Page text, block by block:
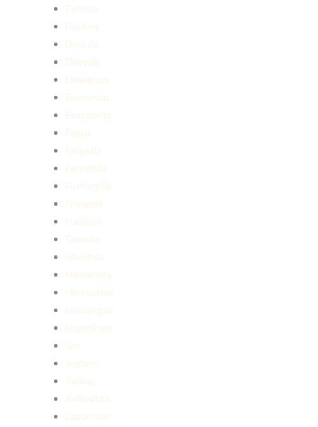
Cytisus
Daphne
Deutzia
Diervilla
Elaeagnus
Euonymus
Exochorda
Fagus
Fargesia
Forsythia
Fothergilla
Frangula
Fraxinus
Genista
Gleditsia
Hamamelis
Hippophae
Hydrangea
Hypericum
Ilex
Juglans
Kalmia
Kolkwitzia
Laburnum